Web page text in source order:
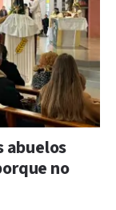
abuelos
no